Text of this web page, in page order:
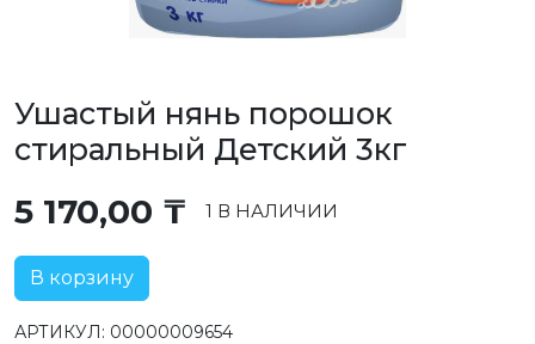
Ушастый нянь порошок
стиральный Детский 3кг
5 170,00 ₸ 1 В НАЛИЧИИ
В корзину
АРТИКУЛ: 00000009654